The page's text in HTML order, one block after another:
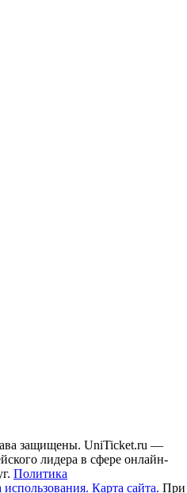
защищены. UniTicket.ru —
лидера в сфере онлайн-
Политика
Карта сайта. При